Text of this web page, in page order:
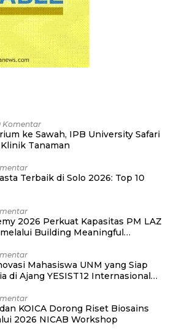
Komentar
ke Sawah, IPB University Safari
Tanaman
Terbaik di Solo 2026: Top 10
2026 Perkuat Kapasitas PM LAZ
Building Meaningful
Mahasiswa UNM yang Siap
di Ajang YESIST12 Internasional
KOICA Dorong Riset Biosains
2026 NICAB Workshop